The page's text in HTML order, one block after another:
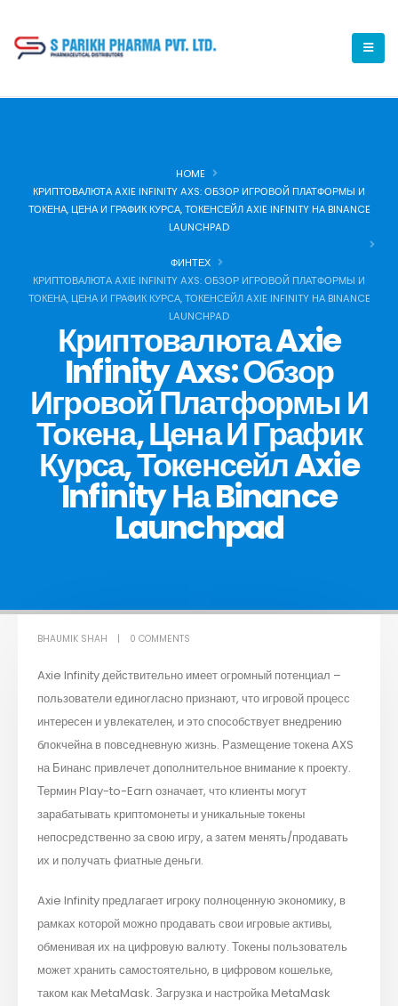
HOME
КРИПТОВАЛЮТА AXIE INFINITY AXS: ОБЗОР ИГРОВОЙ ПЛАТФОРМЫ И
ТОКЕНА, ЦЕНА И ГРАФИК КУРСА, ТОКЕНСЕЙЛ AXIE INFINITY НА BINANCE
LAUNCHPAD
ФИНТЕХ
КРИПТОВАЛЮТА AXIE INFINITY AXS: ОБЗОР ИГРОВОЙ ПЛАТФОРМЫ И
ТОКЕНА, ЦЕНА И ГРАФИК КУРСА, ТОКЕНСЕЙЛ AXIE INFINITY НА BINANCE
LAUNCHPAD
Криптовалюта Axie
Infinity Axs: Обзор
Игровой Платформы И
Токена, Цена И График
Курса, Токенсейл Axie
Infinity На Binance
Launchpad
BHAUMIK SHAH 0 COMMENTS
Axie Infinity действительно имеет огромный потенциал –
пользователи единогласно признают, что игровой процесс
интересен и увлекателен, и это способствует внедрению
блокчейна в повседневную жизнь. Размещение токена AXS
на Бинанс привлечет дополнительное внимание к проекту.
Термин Play-to-Earn означает, что клиенты могут
зарабатывать криптомонеты и уникальные токены
непосредственно за свою игру, а затем менять/продавать
их и получать фиатные деньги.
Axie Infinity предлагает игроку полноценную экономику, в
рамках которой можно продавать свои игровые активы,
обменивая их на цифровую валюту. Токены пользователь
может хранить самостоятельно, в цифровом кошельке,
таком как MetaMask. Загрузка и настройка MetaMask